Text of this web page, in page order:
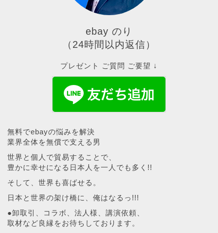
ebay のり
（24時間以内返信）
プレゼント ご質問 ご要望 ↓
無料でebayの悩みを解決
業界全体を無償で支える男
世界と個人で貿易することで、
豊かに幸せになる日本人を一人でも多く!!
そして、世界も喜ばせる。
日本と世界の架け橋に、俺はなるっ!!!
●卸取引、コラボ、法人様、講演依頼、
取材など良縁をお待ちしております。